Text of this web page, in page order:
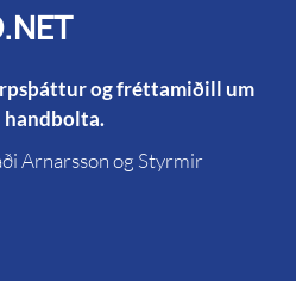
og fréttamiðill um
handbolta.
Arnarsson og Styrmir